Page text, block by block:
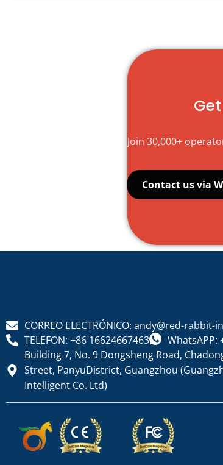
Join 30,000+
Contact us via
CORREO ELECTRÓNICO: andy@red-
TELEFON: +86 16624667463
WhatsAPP:
Building 7, No. 9 Dongsheng Road,
Street, PanyuDistrict, Guangzhou
Intelligent Co. Ltd)